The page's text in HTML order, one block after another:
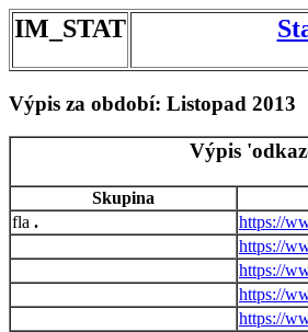
IM_STAT
Výpis za období: Listopad 2013
Výpis
Skupina
.
https://
https://
https://
https://
https://